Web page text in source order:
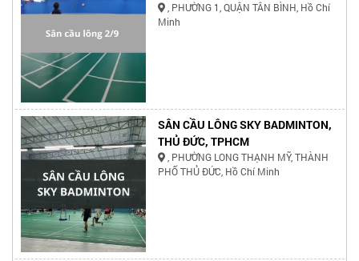
, PHƯỜNG 1, QUẬN TÂN BÌNH, Hồ Chí
Minh
SÂN CẦU LÔNG SKY BADMINTON,
THỦ ĐỨC, TPHCM
, PHƯỜNG LONG THẠNH MỸ, THÀNH
PHỐ THỦ ĐỨC, Hồ Chí Minh